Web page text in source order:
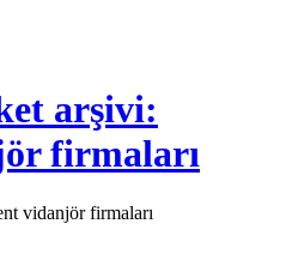
arşivi:
firmaları
vidanjör firmaları